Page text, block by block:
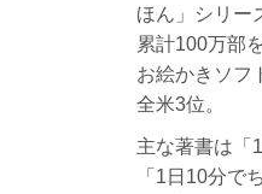
ほん」シリー
累計100万部
お絵かきソフ
全米3位。
主な著書は「
「1日10分で